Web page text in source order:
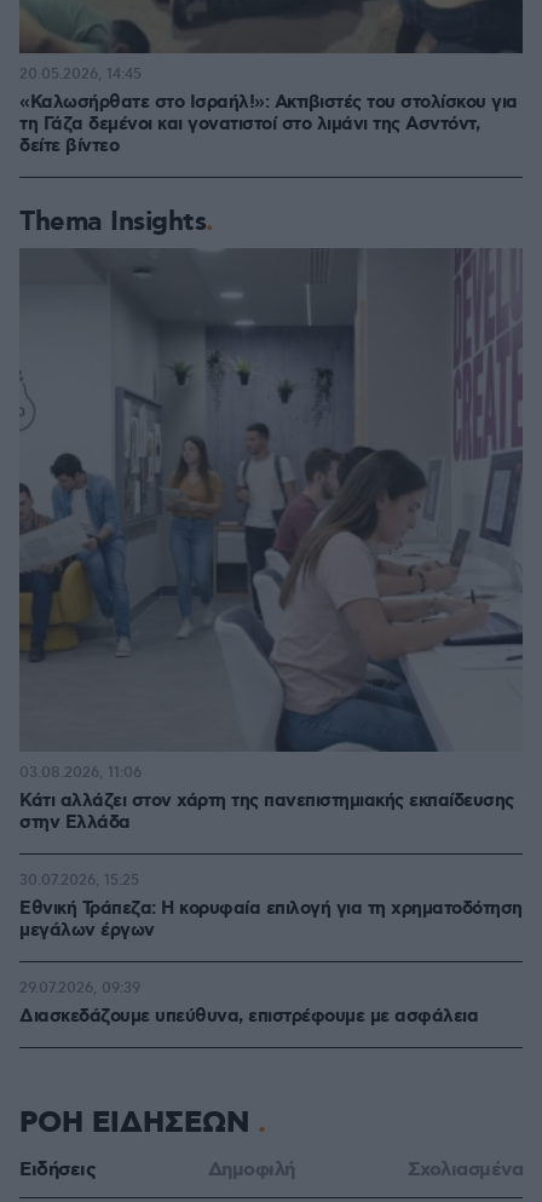
«Καλωσήρθατε στο Ισραήλ!»: Ακτιβιστές του στολίσκου για
τη Γάζα δεμένοι και γονατιστοί στο λιμάνι της Ασντόντ,
δείτε βίντεο
20.05.2026, 14:45
Thema Insights
Κάτι αλλάζει στον χάρτη της πανεπιστημιακής εκπαίδευσης
στην Ελλάδα
03.08.2026, 11:06
Εθνική Τράπεζα: Η κορυφαία επιλογή για τη χρηματοδότηση
μεγάλων έργων
30.07.2026, 15:25
Διασκεδάζουμε υπεύθυνα, επιστρέφουμε με ασφάλεια
29.07.2026, 09:39
ΡΟΗ ΕΙΔΗΣΕΩΝ
Ειδήσεις Δημοφιλή Σχολιασμένα